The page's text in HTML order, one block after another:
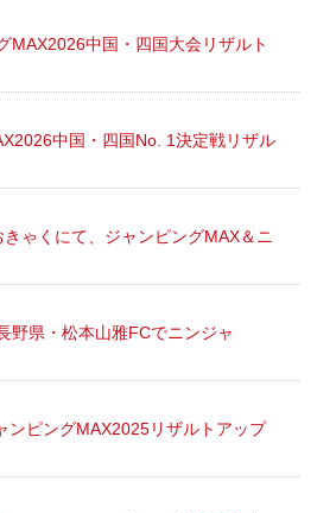
MAX2026中国・四国大会リザルト
中国・四国No. 1決定戦リザル
ゃくにて、ジャンピングMAX＆ニ
野県・松本山雅FCでニンジャ
ンピングMAX2025リザルトアップ